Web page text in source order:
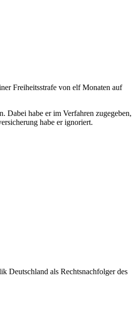
Freiheitsstrafe von elf Monaten auf
Dabei habe er im Verfahren zugegeben,
habe er ignoriert.
Deutschland als Rechtsnachfolger des